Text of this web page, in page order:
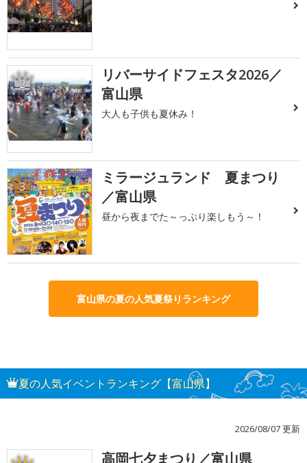
2
リバーサイドフェスタ2026／
富山県
大人も子供も夏休み！
3
ミラージュランド 夏まつり
／富山県
昼から夜までた～っぷり楽しもう～！
富山県の夏の人気夏祭りランキング
夏の人気イベントランキング【富山県】
2026/08/07 更新
高岡七夕まつり／富山県